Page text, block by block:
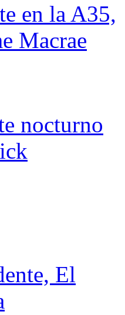
en la A35,
Macrae
nocturno
El